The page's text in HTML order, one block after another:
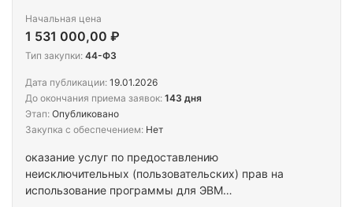
оказание услуг по предоставлению
неисключительных (пользовательских) прав на
использование программы для ЭВМ
Начальная цена
1 531 000,00 ₽
Тип закупки: 44-ФЗ
Дата публикации: 19.01.2026
До окончания приема заявок: 143 дня
Этап: Опубликовано
Закупка с обеспечением: Нет